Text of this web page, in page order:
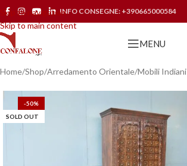
Skip to navigation
Skip to main content
INFO CONSEGNE: +390665000584
MENU
Home/Shop/Arredamento Orientale/Mobili Indiani
-50%
SOLD OUT